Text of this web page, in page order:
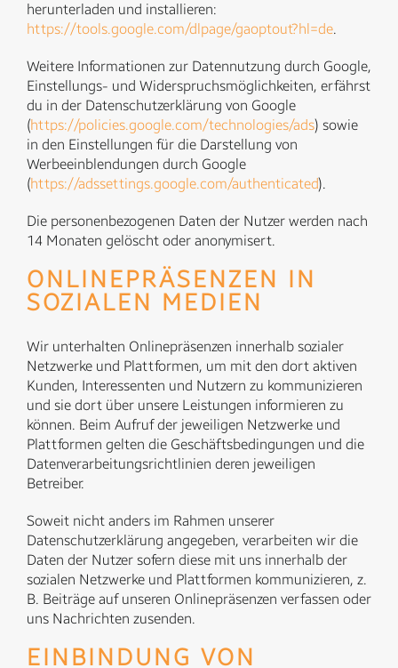
herunterladen und installieren:
https://tools.google.com/dlpage/gaoptout?hl=de.
Weitere Informationen zur Datennutzung durch Google,
Einstellungs- und Widerspruchsmöglichkeiten, erfährst
du in der Datenschutzerklärung von Google
(https://policies.google.com/technologies/ads) sowie
in den Einstellungen für die Darstellung von
Werbeeinblendungen durch Google
(https://adssettings.google.com/authenticated).
Die personenbezogenen Daten der Nutzer werden nach
14 Monaten gelöscht oder anonymisert.
ONLINEPRÄSENZEN IN
SOZIALEN MEDIEN
Wir unterhalten Onlinepräsenzen innerhalb sozialer
Netzwerke und Plattformen, um mit den dort aktiven
Kunden, Interessenten und Nutzern zu kommunizieren
und sie dort über unsere Leistungen informieren zu
können. Beim Aufruf der jeweiligen Netzwerke und
Plattformen gelten die Geschäftsbedingungen und die
Datenverarbeitungsrichtlinien deren jeweiligen
Betreiber.
Soweit nicht anders im Rahmen unserer
Datenschutzerklärung angegeben, verarbeiten wir die
Daten der Nutzer sofern diese mit uns innerhalb der
sozialen Netzwerke und Plattformen kommunizieren, z.
B. Beiträge auf unseren Onlinepräsenzen verfassen oder
uns Nachrichten zusenden.
EINBINDUNG VON